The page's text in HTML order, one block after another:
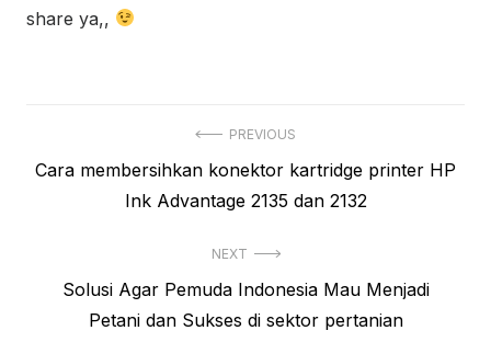
share ya,,
pos
PREVIOUS
Previous
Cara membersihkan konektor kartridge printer HP
Ink Advantage 2135 dan 2132
NEXT
NextSolusi Agar Pemuda Indonesia Mau Menjadi
Petani dan Sukses di sektor pertanian